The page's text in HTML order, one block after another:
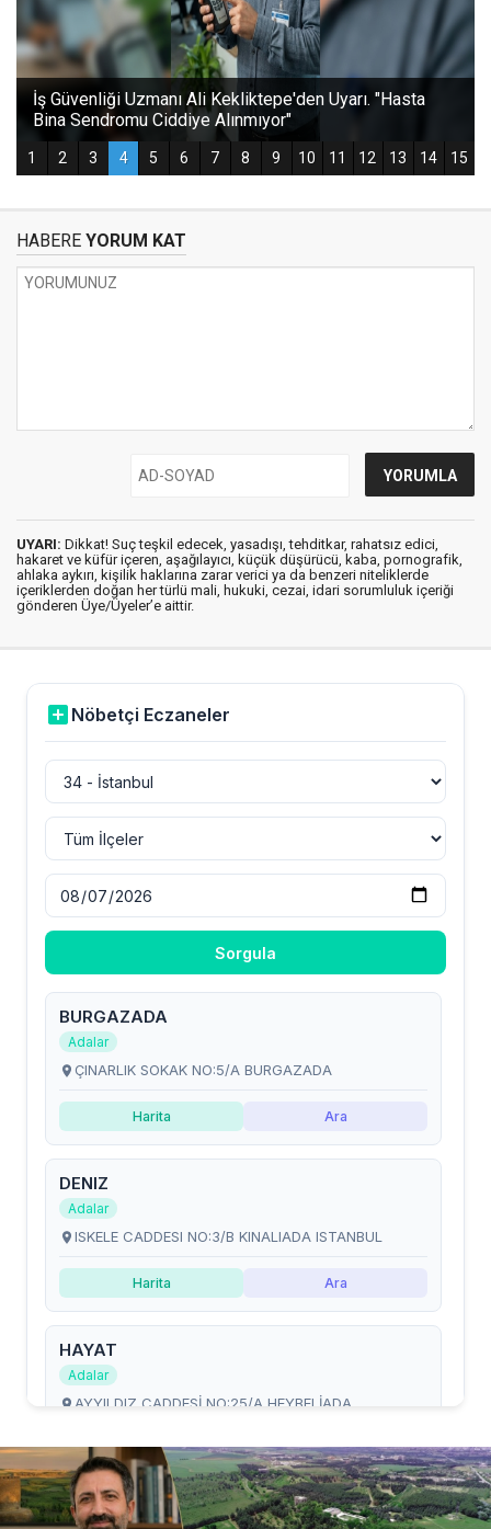
HABERE YORUM KAT
UYARI: Dikkat! Suç teşkil edecek, yasadışı, tehditkar, rahatsız edici,
hakaret ve küfür içeren, aşağılayıcı, küçük düşürücü, kaba, pornografik,
ahlaka aykırı, kişilik haklarına zarar verici ya da benzeri niteliklerde
içeriklerden doğan her türlü mali, hukuki, cezai, idari sorumluluk içeriği
gönderen Üye/Üyeler’e aittir.